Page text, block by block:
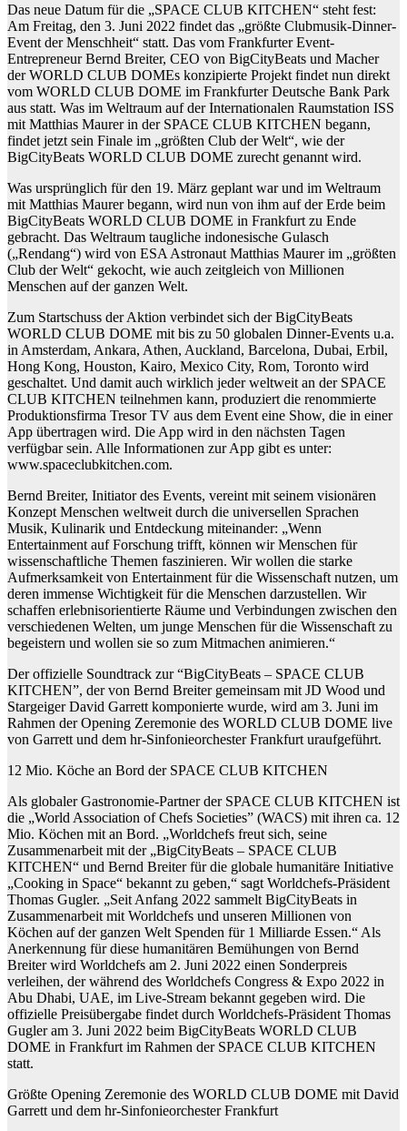
Das neue Datum für die „SPACE CLUB KITCHEN“ steht fest:
Am Freitag, den 3. Juni 2022 findet das „größte Clubmusik-Dinner-
Event der Menschheit“ statt. Das vom Frankfurter Event-
Entrepreneur Bernd Breiter, CEO von BigCityBeats und Macher
der WORLD CLUB DOMEs konzipierte Projekt findet nun direkt
vom WORLD CLUB DOME im Frankfurter Deutsche Bank Park
aus statt. Was im Weltraum auf der Internationalen Raumstation ISS
mit Matthias Maurer in der SPACE CLUB KITCHEN begann,
findet jetzt sein Finale im „größten Club der Welt“, wie der
BigCityBeats WORLD CLUB DOME zurecht genannt wird.
Was ursprünglich für den 19. März geplant war und im Weltraum
mit Matthias Maurer begann, wird nun von ihm auf der Erde beim
BigCityBeats WORLD CLUB DOME in Frankfurt zu Ende
gebracht. Das Weltraum taugliche indonesische Gulasch
(„Rendang“) wird von ESA Astronaut Matthias Maurer im „größten
Club der Welt“ gekocht, wie auch zeitgleich von Millionen
Menschen auf der ganzen Welt.
Zum Startschuss der Aktion verbindet sich der BigCityBeats
WORLD CLUB DOME mit bis zu 50 globalen Dinner-Events u.a.
in Amsterdam, Ankara, Athen, Auckland, Barcelona, Dubai, Erbil,
Hong Kong, Houston, Kairo, Mexico City, Rom, Toronto wird
geschaltet. Und damit auch wirklich jeder weltweit an der SPACE
CLUB KITCHEN teilnehmen kann, produziert die renommierte
Produktionsfirma Tresor TV aus dem Event eine Show, die in einer
App übertragen wird. Die App wird in den nächsten Tagen
verfügbar sein. Alle Informationen zur App gibt es unter:
www.spaceclubkitchen.com.
Bernd Breiter, Initiator des Events, vereint mit seinem visionären
Konzept Menschen weltweit durch die universellen Sprachen
Musik, Kulinarik und Entdeckung miteinander: „Wenn
Entertainment auf Forschung trifft, können wir Menschen für
wissenschaftliche Themen faszinieren. Wir wollen die starke
Aufmerksamkeit von Entertainment für die Wissenschaft nutzen, um
deren immense Wichtigkeit für die Menschen darzustellen. Wir
schaffen erlebnisorientierte Räume und Verbindungen zwischen den
verschiedenen Welten, um junge Menschen für die Wissenschaft zu
begeistern und wollen sie so zum Mitmachen animieren.“
Der offizielle Soundtrack zur “BigCityBeats – SPACE CLUB
KITCHEN”, der von Bernd Breiter gemeinsam mit JD Wood und
Stargeiger David Garrett komponierte wurde, wird am 3. Juni im
Rahmen der Opening Zeremonie des WORLD CLUB DOME live
von Garrett und dem hr-Sinfonieorchester Frankfurt uraufgeführt.
12 Mio. Köche an Bord der SPACE CLUB KITCHEN
Als globaler Gastronomie-Partner der SPACE CLUB KITCHEN ist
die „World Association of Chefs Societies” (WACS) mit ihren ca. 12
Mio. Köchen mit an Bord. „Worldchefs freut sich, seine
Zusammenarbeit mit der „BigCityBeats – SPACE CLUB
KITCHEN“ und Bernd Breiter für die globale humanitäre Initiative
„Cooking in Space“ bekannt zu geben,“ sagt Worldchefs-Präsident
Thomas Gugler. „Seit Anfang 2022 sammelt BigCityBeats in
Zusammenarbeit mit Worldchefs und unseren Millionen von
Köchen auf der ganzen Welt Spenden für 1 Milliarde Essen.“ Als
Anerkennung für diese humanitären Bemühungen von Bernd
Breiter wird Worldchefs am 2. Juni 2022 einen Sonderpreis
verleihen, der während des Worldchefs Congress & Expo 2022 in
Abu Dhabi, UAE, im Live-Stream bekannt gegeben wird. Die
offizielle Preisübergabe findet durch Worldchefs-Präsident Thomas
Gugler am 3. Juni 2022 beim BigCityBeats WORLD CLUB
DOME in Frankfurt im Rahmen der SPACE CLUB KITCHEN
statt.
Größte Opening Zeremonie des WORLD CLUB DOME mit David
Garrett und dem hr-Sinfonieorchester Frankfurt